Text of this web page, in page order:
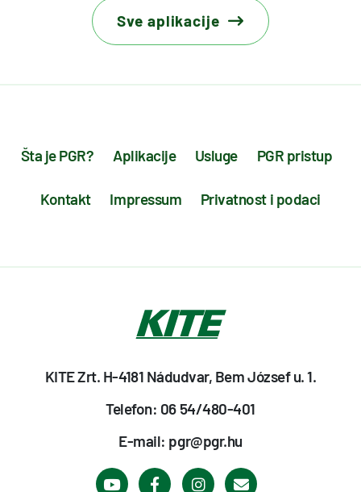
Sve aplikacije
Šta je PGR? Aplikacije Usluge PGR pristup
Kontakt Impressum Privatnost i podaci
KITE Zrt. H-4181 Nádudvar, Bem József u. 1.
Telefon: 06 54/480-401
E-mail: pgr@pgr.hu